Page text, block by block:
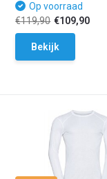
Op voorraad
€119,90 €109,90
Bekijk